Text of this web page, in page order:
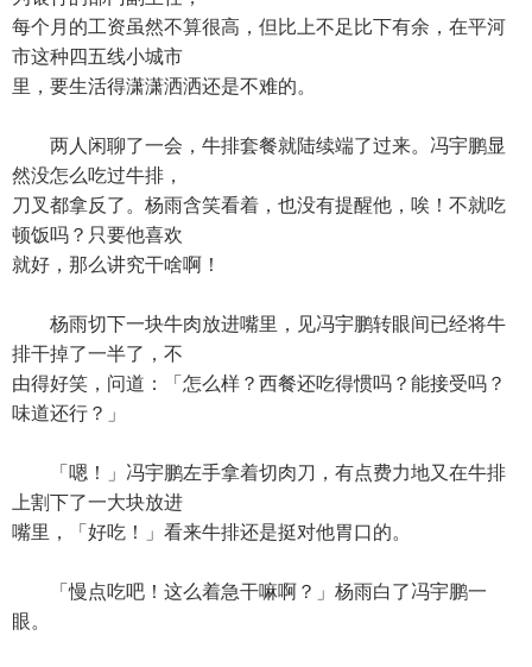
每个月的工资虽然不算很高，但比上不足比下有余，在平河
市这种四五线小城市
里，要生活得潇潇洒洒还是不难的。
两人闲聊了一会，牛排套餐就陆续端了过来。冯宇鹏显
然没怎么吃过牛排，
刀叉都拿反了。杨雨含笑看着，也没有提醒他，唉！不就吃
顿饭吗？只要他喜欢
就好，那么讲究干啥啊！
杨雨切下一块牛肉放进嘴里，见冯宇鹏转眼间已经将牛
排干掉了一半了，不
由得好笑，问道：「怎么样？西餐还吃得惯吗？能接受吗？
味道还行？」
「嗯！」冯宇鹏左手拿着切肉刀，有点费力地又在牛排
上割下了一大块放进
嘴里，「好吃！」看来牛排还是挺对他胃口的。
「慢点吃吧！这么着急干嘛啊？」杨雨白了冯宇鹏一
眼。